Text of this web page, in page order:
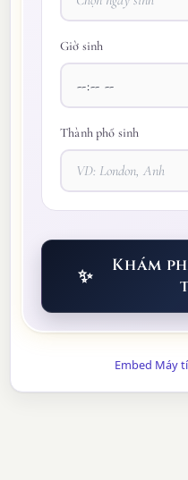
Giờ sinh
Thành phố sinh
✨
Khám
Embed Máy